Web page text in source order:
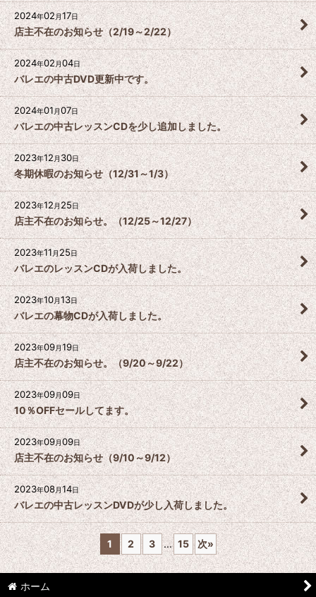
2024年02月17日
店主不在のお知らせ（2/19～2/22）
2024年02月04日
バレエの中古DVD更新中です。
2024年01月07日
バレエの中古レッスンCDを少し追加しました。
2023年12月30日
冬期休暇のお知らせ（12/31～1/3）
2023年12月25日
店主不在のお知らせ。（12/25～12/27）
2023年11月25日
バレエのレッスンCDが入荷しました。
2023年10月13日
バレエの幕物CDが入荷しました。
2023年09月19日
店主不在のお知らせ。（9/20～9/22）
2023年09月09日
10％OFFセールしてます。
2023年09月09日
店主不在のお知らせ（9/10～9/12）
2023年08月14日
バレエの中古レッスンDVDが少し入荷しました。
1 2 3 ... 15 次»
ホーム